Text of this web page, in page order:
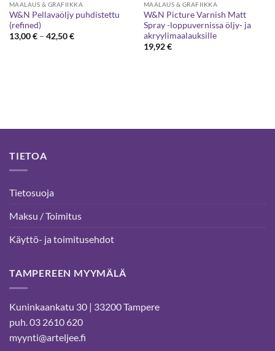
MAALAUS & GRAFIIKKA
W&N Pellavaöljy puhdistettu
(refined)
13,00€ – 42,50€Hintaluokka:
MAALAUS & GRAFIIKKA
W&N Picture Varnish Matt
Spray -loppuvernissa öljy- ja
akryylimaalauksille
19,92€
TIETOA
Tietosuoja
Maksu / Toimitus
Käyttö- ja toimitusehdot
TAMPEREEN MYYMÄLÄ
Kuninkaankatu 30 | 33200 Tampere
puh. 03 2610 620
myynti@arteljee.fi